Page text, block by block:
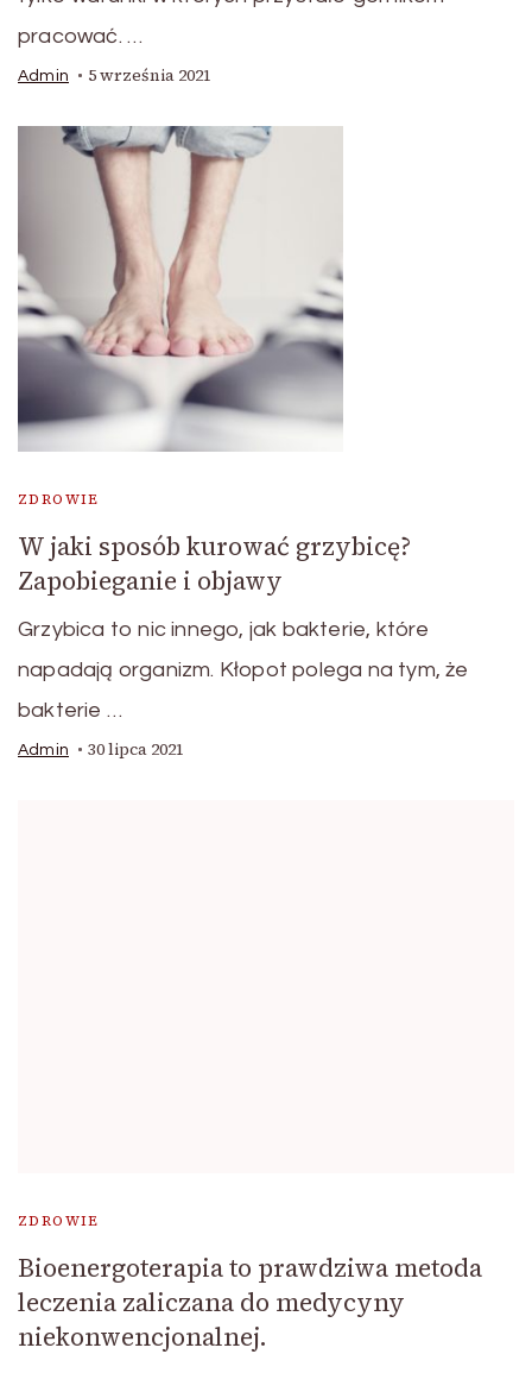
pracować. …
Admin 5 września 2021
ZDROWIE
W jaki sposób kurować grzybicę?
Zapobieganie i objawy
Grzybica to nic innego, jak bakterie, które
napadają organizm. Kłopot polega na tym, że
bakterie …
Admin 30 lipca 2021
ZDROWIE
Bioenergoterapia to prawdziwa metoda
leczenia zaliczana do medycyny
niekonwencjonalnej.